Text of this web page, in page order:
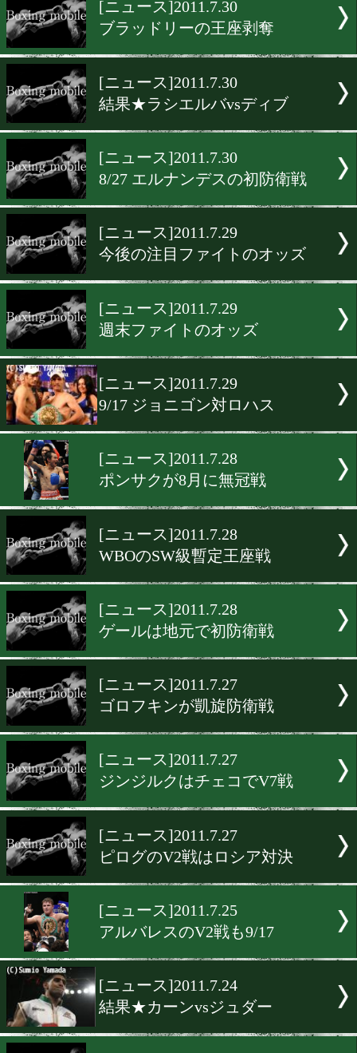
[ニュース]2011.7.31
結果★シュメノフvsサンテ
ゴ
[ニュース]2011.7.30
ブラッドリーの王座剥奪
[ニュース]2011.7.30
結果★ラシエルバvsディブ
[ニュース]2011.7.30
[ニュース]2011.7.29
今後の注目ファイトのオッ
週末ファイトのオッズ
[ニュース]2011.7.29
9/17 ジョニゴン対ロハス
[ニュース]2011.7.28
ポンサクが8月に無冠戦
[ニュース]2011.7.28
[ニュース]2011.7.28
ゲールは地元で初防衛戦
[ニュース]2011.7.27
ゴロフキンが凱旋防衛戦